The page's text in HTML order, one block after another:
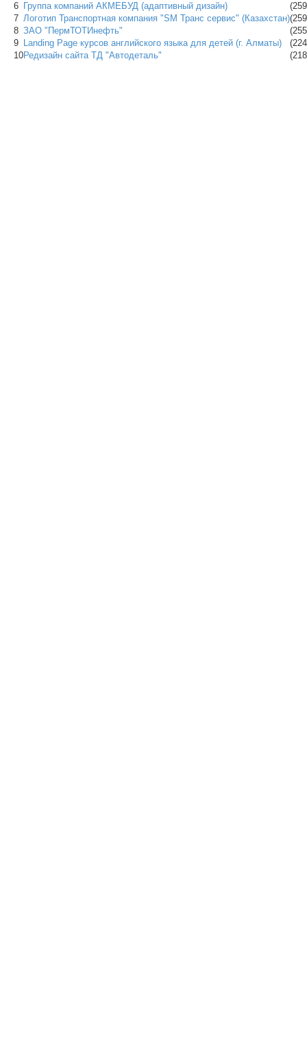
6 Группа компаний АКМЕБУД (адаптивный дизайн)
7 Логотип Транспортная компания "SM Транс сервис" (Казахстан)
8 ЗАО "ПермТОТИнефть"
9 Landing Page курсов английского языка для детей (г. Алматы)
10Редизайн сайта ТД "Автодеталь"